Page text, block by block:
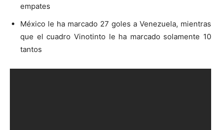
empates
México le ha marcado 27 goles a Venezuela, mientras
que el cuadro Vinotinto le ha marcado solamente 10
tantos